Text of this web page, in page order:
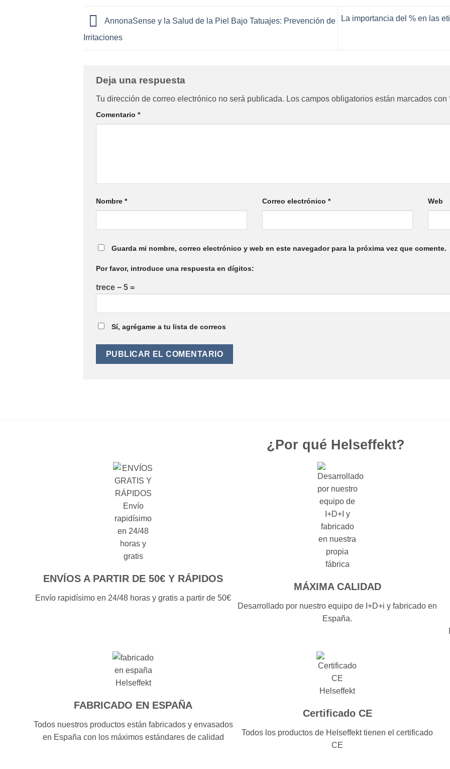
AnnonaSense y la Salud de la Piel Bajo Tatuajes: Prevención de
Irritaciones
La importancia del % en las
Deja una respuesta
Tu dirección de correo electrónico no será publicada. Los campos obligatorios están marcados con
Comentario*
Nombre* Correo electrónico * Web
Guarda mi nombre, correo electrónico y web en este navegador para la próxima vez que comente.
Por favor, introduce una respuesta en dígitos:
trece − 5 =
Sí, agrégame a tu lista de correos
¿Por qué Helseffekt?
ENVÍOS A PARTIR DE 50€ Y RÁPIDOS
Envío rapidísimo en 24/48 horas y gratis a partir de 50€
MÁXIMA CALIDAD
Desarrollado por nuestro equipo de I+D+i y fabricado en
España.
FABRICADO EN ESPAÑA
Todos nuestros productos están fabricados y envasados
en España con los máximos estándares de calidad
Certificado CE
Todos los productos de Helseffekt tienen el certificado
CE